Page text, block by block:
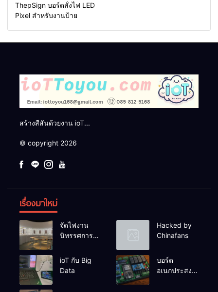
ThepSign บอร์ดสั่งไฟ LED
Pixel สำหรับงานป้าย
สร้างสีสันด้วยงาน ioT...
© copyright 2026
เรื่องมาใหม่
จัดไฟงาน
นิทรรศการผึ่ง
Hacked by
Chinafans
ioT กับ Big
Data
บอร์ด
อเนกประสงค์